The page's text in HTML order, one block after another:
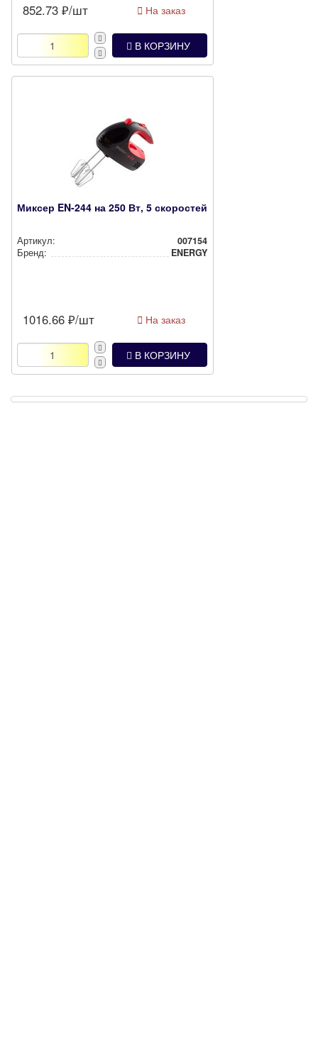
852.73 ₽/шт На заказ
В КОРЗИНУ
Миксер EN-244 на 250 Вт, 5 скоростей
Артикул:
007154
Бренд:
ENERGY
1016.66 ₽/шт На заказ
В КОРЗИНУ